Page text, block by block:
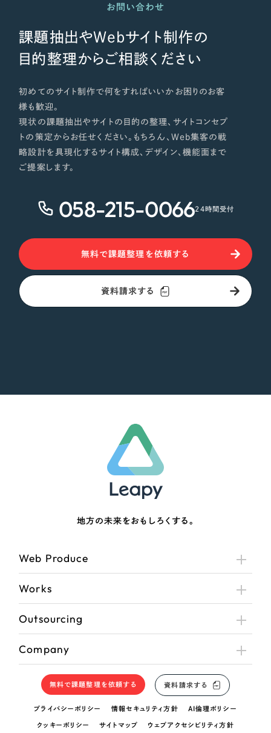
お問い合わせ
課題抽出やWebサイト制作の
目的整理からご相談ください
初めてのサイト制作で何をすればいいかお困りのお客
様も歓迎。
現状の課題抽出やサイトの目的の整理、サイトコンセプ
トの策定からお任せください。もちろん、Web集客の戦
略設計を具現化するサイト構成、デザイン、機能面まで
ご提案します。
058-215-006624時間受付
無料で課題整理を依頼する
資料請求する
地方の未来をおもしろくする。
Web Produce
Works
Outsourcing
Company
無料で課題整理を依頼する 資料請求する
プライバシーポリシー 情報セキュリティ方針 AI倫理ポリシー
クッキーポリシー サイトマップ ウェブアクセシビリティ方針